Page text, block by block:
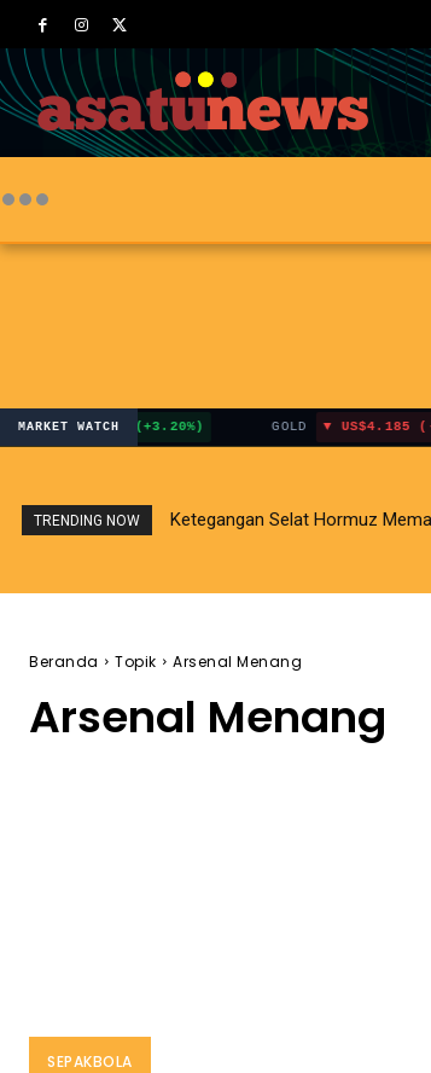
MARKET WATCH(+3.20%) US$4.185 (-
TRENDING NOW Dilema Pasar Global: Sentimen
Ketegangan Selat Hormuz
Beranda Topik Arsenal Menang
Arsenal Menang
SEPAKBOLA